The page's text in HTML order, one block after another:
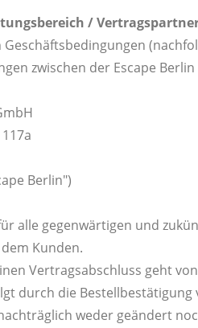
/
Geschäftsbedingungen
zwischen der Escape
Berlin")
alle gegenwärtigen und
Kunden.
Vertragsabschluss geht
durch die
weder geändert